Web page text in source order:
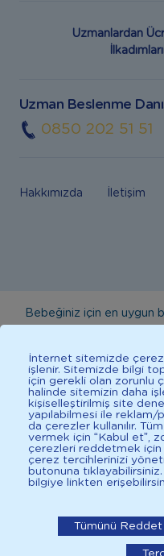
Uzmanlardan
Uzman Beslenme
0850 202 51 51
Hakkımızda İletişim
Bebeğiniz için en uygun
danışınız. Bu sitede
yerine geçmez. En doğru
Sağlıklı yaşam için
çocuklarda bağışıklık
İnternet sitemizde
işlenir. Sitemizde bilgi
için gerekli olan zorunlu
halinde sitemizin daha
kişiselleştirilmiş site
yapılabilmesi ile reklam/
da çerezler kullanılır.
vermek için “Kabul et”,
çerezleri reddetmek için
çerez tercihlerinizi
butonuna
bilgiye linkten
Tümünü Reddet